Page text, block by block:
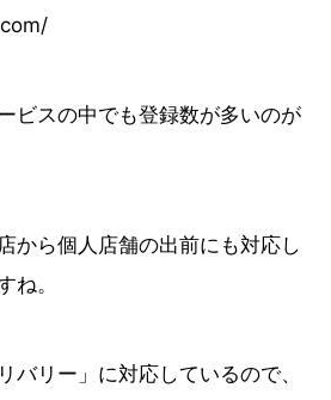
ビスの中でも登録数が多いのが
から個人店舗の出前にも対応し
ね。
バリー」に対応しているので、